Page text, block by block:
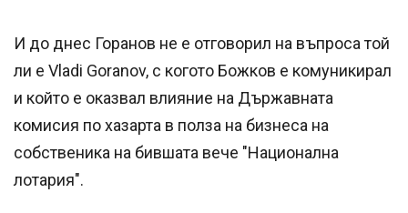
И до днес Горанов не е отговорил на въпроса той
ли е Vladi Goranov, с когото Божков е комуникирал
и който е оказвал влияние на Държавната
комисия по хазарта в полза на бизнеса на
собственика на бившата вече "Национална
лотария".